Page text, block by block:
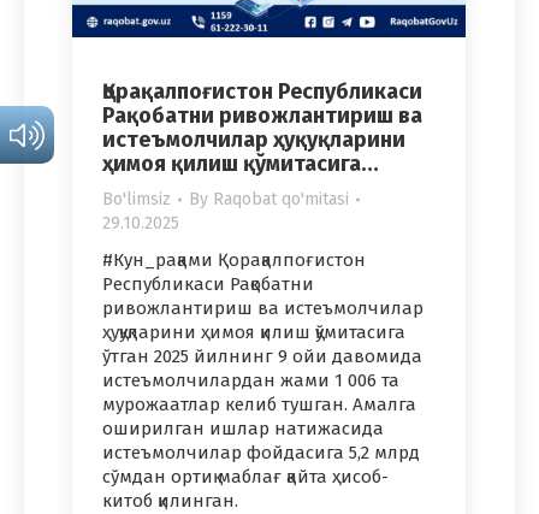
Қорақалпоғистон Республикаси
Рақобатни ривожлантириш ва
истеъмолчилар ҳуқуқларини
ҳимоя қилиш қўмитасига…
Bo'limsiz By Raqobat qo'mitasi
29.10.2025
#Кун_рақами Қорақалпоғистон
Республикаси Рақобатни
ривожлантириш ва истеъмолчилар
ҳуқуқларини ҳимоя қилиш қўмитасига
ўтган 2025 йилнинг 9 ойи давомида
истеъмолчилардан жами 1 006 та
мурожаатлар келиб тушган. Амалга
оширилган ишлар натижасида
истеъмолчилар фойдасига 5,2 млрд
сўмдан ортиқ маблағ қайта ҳисоб-
китоб қилинган.